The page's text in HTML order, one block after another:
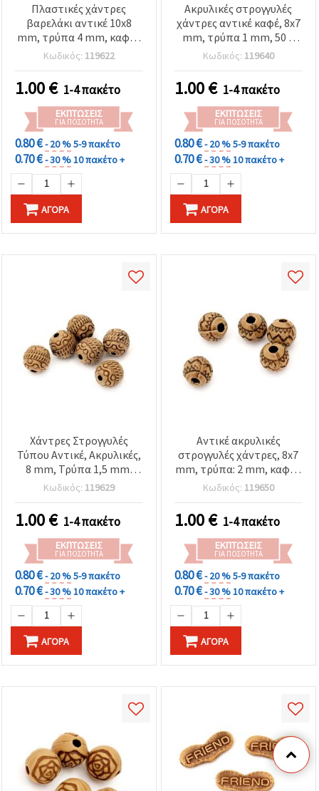
Πλαστικές χάντρες
βαρελάκι αντικέ 10x8
mm, τρύπα 4 mm, καφέ -
50 γρ (~110 τεμ.)
Κωδικός: 119622
1.00€ 1-4 πακέτο
ΕΚΠΤΏΣΕΙΣ
ΓΙΑ ΠΟΣΌΤΗΤΑ
0.80 €- 20 %5-9 πακέτο
0.70 €- 30 %10 πακέτο +
ΑΓΟΡΆ
Ακρυλικές στρογγυλές
χάντρες αντικέ καφέ, 8x7
mm, τρύπα 1 mm, 50 g
(≈150 τεμ.)
Κωδικός: 119640
1.00€ 1-4 πακέτο
ΕΚΠΤΏΣΕΙΣ
ΓΙΑ ΠΟΣΌΤΗΤΑ
0.80 €- 20 %5-9 πακέτο
0.70 €- 30 %10 πακέτο +
ΑΓΟΡΆ
Χάντρες Στρογγυλές
Τύπου Αντικέ, Ακρυλικές,
8 mm, Τρύπα 1,5 mm,
Καφέ, 50 γρ. (~140 τεμ.)
Κωδικός: 119629
1.00€ 1-4 πακέτο
ΕΚΠΤΏΣΕΙΣ
ΓΙΑ ΠΟΣΌΤΗΤΑ
0.80 €- 20 %5-9 πακέτο
0.70 €- 30 %10 πακέτο +
ΑΓΟΡΆ
Αντικέ ακρυλικές
στρογγυλές χάντρες, 8x7
mm, τρύπα: 2 mm, καφέ -
50 γρ. (~160 τεμ.)
Κωδικός: 119650
1.00€ 1-4 πακέτο
ΕΚΠΤΏΣΕΙΣ
ΓΙΑ ΠΟΣΌΤΗΤΑ
0.80 €- 20 %5-9 πακέτο
0.70 €- 30 %10 πακέτο +
ΑΓΟΡΆ